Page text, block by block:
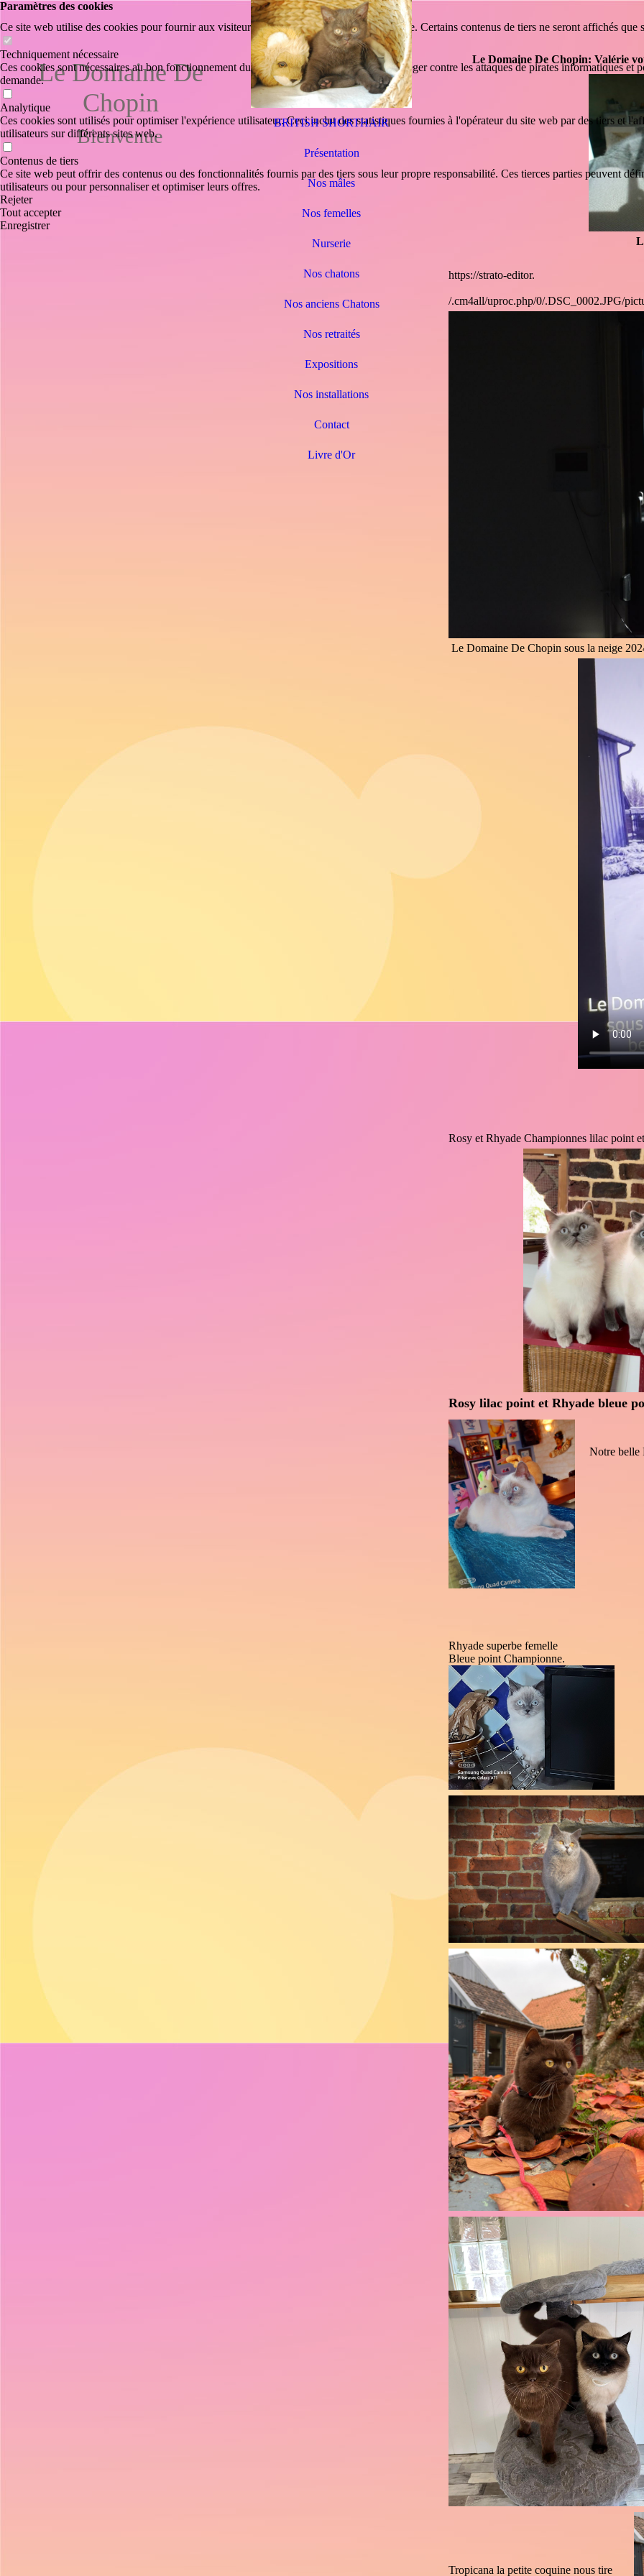
Le Domaine De
Chopin
Bienvenue
BRITISH SHORTHAIR
Présentation
Nos mâles
Nos femelles
Nurserie
Nos chatons
Nos anciens Chatons
Nos retraités
Expositions
Nos installations
Contact
Livre d'Or
Le Domaine De Chopin: Valérie
https://strato-editor.
/.cm4all/uproc.php/0/.DSC_0002.JPG/
Le Domaine De Chopin sous la neige
Rosy et Rhyade Championnes lilac point
Rosy lilac point et Rhyade bleue
Notre belle
Rhyade superbe femelle
Bleue point Championne.
Tropicana la petite coquine nous tire
Paramètres des cookies
Ce site web utilise des cookies pour fournir aux visiteurs une expérience utilisateur optimale. Certains contenus de tiers ne seront affichés que
Techniquement nécessaire
Ces cookies sont nécessaires au bon fonctionnement du site web, par exemple pour le protéger contre les attaques de pirates informatiques et
demande.
Analytique
Ces cookies sont utilisés pour optimiser l'expérience utilisateur. Ceci inclut des statistiques fournies à l'opérateur du site web par des tiers et
utilisateurs sur différents sites web.
Contenus de tiers
Ce site web peut offrir des contenus ou des fonctionnalités fournis par des tiers sous leur propre responsabilité. Ces tierces parties peuvent
utilisateurs ou pour personnaliser et optimiser leurs offres.
Rejeter
Tout accepter
Enregistrer